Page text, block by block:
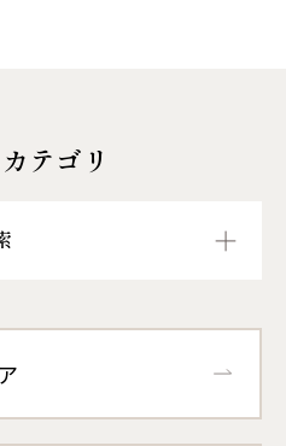
テゴリ